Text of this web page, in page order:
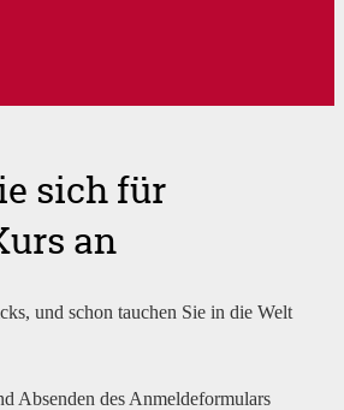
sich für
an
und schon tauchen Sie in die Welt
Absenden des Anmeldeformulars